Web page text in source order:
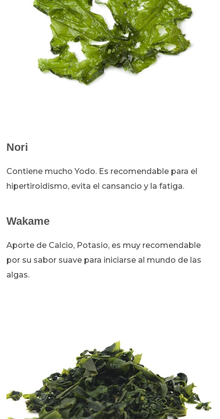
Nori
Contiene mucho Yodo. Es recomendable para el
hipertiroidismo, evita el cansancio y la fatiga.
Wakame
Aporte de Calcio, Potasio, es muy recomendable
por su sabor suave para iniciarse al mundo de las
algas.